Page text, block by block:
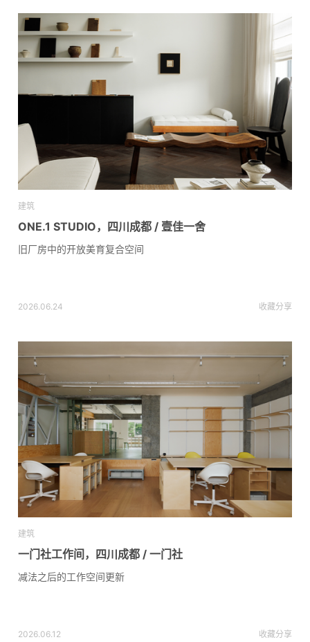
建筑
ONE.1 STUDIO，四川成都 / 壹佳一舍
旧厂房中的开放美育复合空间
2026.06.24 收藏分享
建筑
一门社工作间，四川成都 / 一门社
减法之后的工作空间更新
2026.06.12 收藏分享